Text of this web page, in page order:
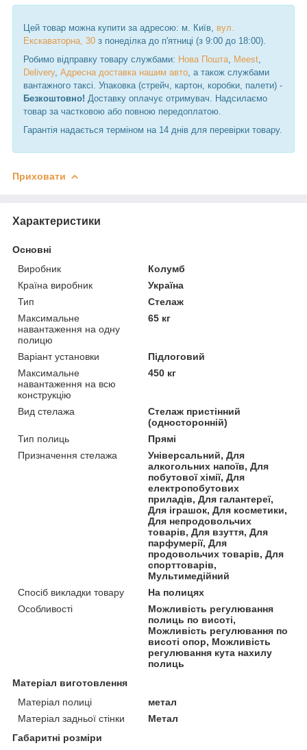
Цей товар можна купити за адресою: м. Київ, вул.
Екскаваторна, 30 з понеділка до п'ятниці (з 9:00 до 18:00).
Робимо відправку товару службами: Нова Пошта Meest
Delivery, Адресна доставка нашим авто , а також службами
вантажного таксі. Упаковка (стрейч, картон, коробки, палети) -
Безкоштовно! Доставку оплачує отримувач. Надсилаємо
товар за частковою або повною передоплатою.
Гарантія надається терміном на 14 днів для перевірки товару.
Приховати
Характеристики
Основні
Виробник
Колумб
Країна виробник
Україна
Тип
Стелаж
Максимальне
навантаження на одну
полицю
65 кг
Варіант установки
Підлоговий
Максимальне
навантаження на всю
конструкцію
450 кг
Вид стелажа
Стелаж пристінний
(односторонній)
Тип полиць
Прямі
Призначення стелажа
Універсальний, Для
алкогольних напоїв, Для
побутової хімії, Для
електропобутових
приладів, Для галантереї,
Для іграшок, Для косметики,
Для непродовольчих
товарів, Для взуття, Для
парфумерії, Для
продовольчих товарів, Для
спорттоварів,
Мультимедійний
Спосіб викладки товару
На полицях
Особливості
Можливість регулювання
полиць по висоті,
Можливість регулювання по
висоті опор, Можливість
регулювання кута нахилу
полиць
Матеріал виготовлення
Матеріал полиці
метал
Матеріал задньої стінки
Метал
Габаритні розміри